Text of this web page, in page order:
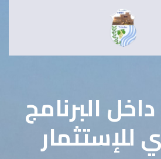
البرنامج
للإستثمار